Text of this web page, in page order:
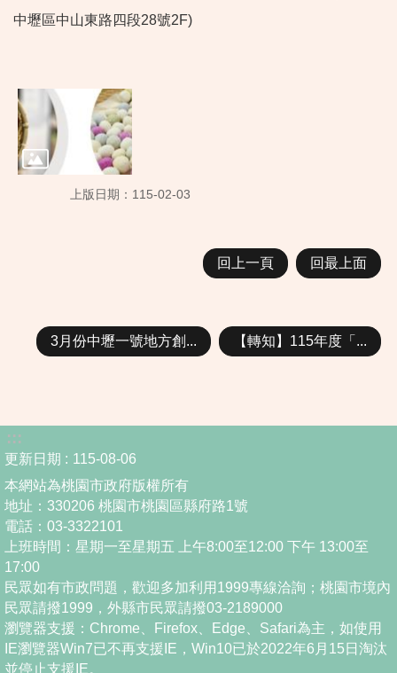
中壢區中山東路四段28號2F)
上版日期：115-02-03
回上一頁 回最上面
3月份中壢一號地方創... 【轉知】115年度「...
:::
更新日期
115-08-06
本網站為桃園市政府版權所有
地址：330206 桃園市桃園區縣府路1號
電話：03-3322101
上班時間：星期一至星期五 上午8:00至12:00 下午 13:00至
17:00
民眾如有市政問題，歡迎多加利用1999專線洽詢；桃園市境內
民眾請撥1999，外縣市民眾請撥03-2189000
瀏覽器支援：Chrome、Firefox、Edge、Safari為主，如使用
IE瀏覽器Win7已不再支援IE，Win10已於2022年6月15日淘汰
並停止支援IE。